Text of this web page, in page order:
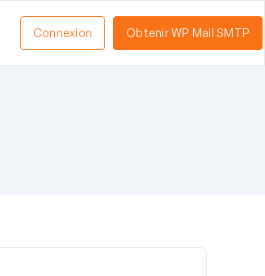
Connexion Obtenir WP Mail SMTP